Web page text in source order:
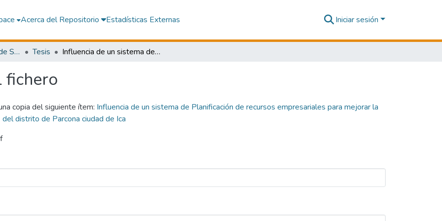
Acerca del Repositorio Estadísticas Externas Iniciar sesión
Facultad de Ingeniería de Sistemas Tesis Influencia de un sistema de Planificación de recursos empresariales para mejorar la toma de decisiones en la empresa rojas express del distrito de Parcona ciudad de Ica
fichero
copia del siguiente ítem: Influencia de un sistema de Planificación de recursos empresariales para mejorar la
distrito de Parcona ciudad de Ica